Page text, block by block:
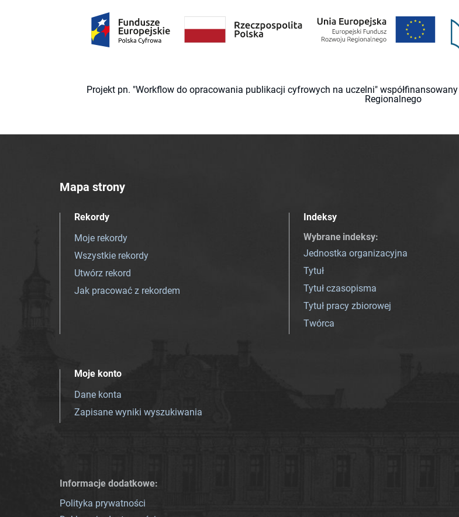
Projekt pn. "Workflow do opracowania publikacji cyfrowych na uczelni"
Regionalnego
Mapa strony
Rekordy
Moje rekordy
Wszystkie rekordy
Utwórz rekord
Jak pracować z rekordem
Indeksy
Wybrane indeksy:
Jednostka organizacyjna
Tytuł
Tytuł czasopisma
Tytuł pracy zbiorowej
Twórca
Moje konto
Dane konta
Zapisane wyniki wyszukiwania
Informacje dodatkowe:
Polityka prywatności